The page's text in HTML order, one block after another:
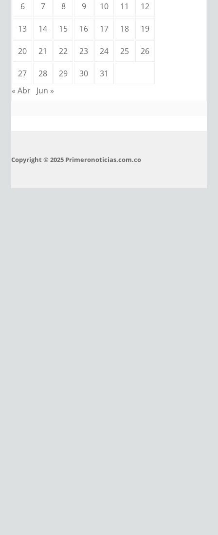
6 7 8 9 10 11 12
13 14 15 16 17 18 19
20 21 22 23 24 25 26
27 28 29 30
31
« Abr Jun »
Copyright © 2025 Primeronoticias.com.co